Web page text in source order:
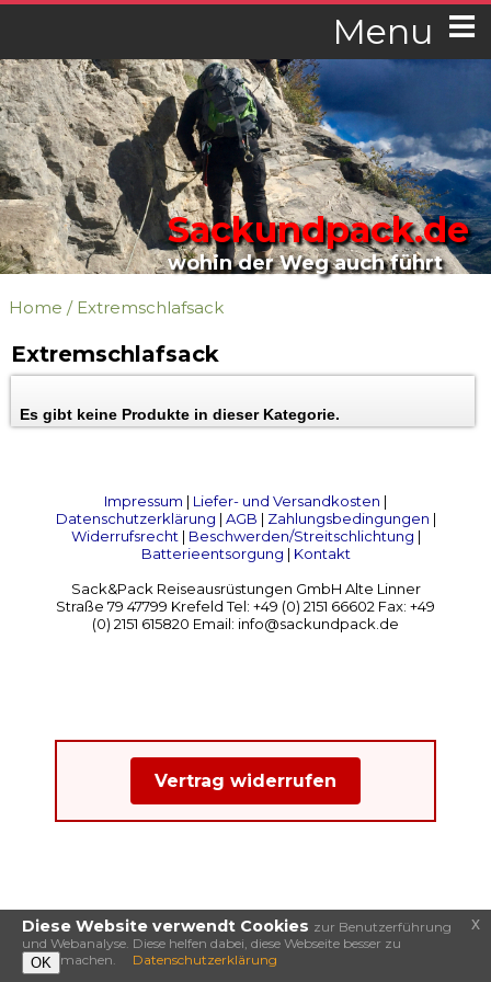
Menu
Sackundpack.de
wohin der Weg auch führt
Home / Extremschlafsack
Extremschlafsack
Es gibt keine Produkte in dieser Kategorie.
Impressum | Liefer- und Versandkosten |
Datenschutzerklärung | AGB | Zahlungsbedingungen |
Widerrufsrecht| Beschwerden/Streitschlichtung |
Batterieentsorgung | Kontakt
Sack&Pack Reiseausrüstungen GmbH Alte Linner
Straße 79 47799 Krefeld Tel: +49 (0) 2151 66602 Fax: +49
(0) 2151 615820 Email: info@sackundpack.de
Vertrag widerrufen
Diese Website verwendt Cookies zur Benutzerführung
und Webanalyse. Diese helfen dabei, diese Webseite besser zu
machen.
OK Datenschutzerklärung
x